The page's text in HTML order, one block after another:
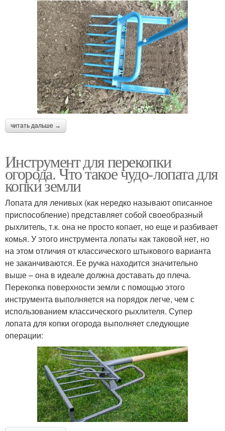
читать дальше →
Инструмент для перекопки
огорода. Что такое чудо-лопата для
копки земли
Лопата для ленивых (как нередко называют описанное
приспособление) представляет собой своеобразный
рыхлитель, т.к. она не просто копает, но еще и разбивает
комья. У этого инструмента лопаты как таковой нет, но
на этом отличия от классического штыкового варианта
не заканчиваются. Ее ручка находится значительно
выше – она в идеале должна доставать до плеча.
Перекопка поверхности земли с помощью этого
инструмента выполняется на порядок легче, чем с
использованием классического рыхлителя. Супер
лопата для копки огорода выполняет следующие
операции: